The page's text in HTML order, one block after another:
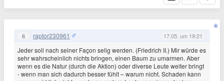
6 raptor230961 17.05. um 19:21
Jeder soll nach seiner Façon selig werden. (Friedrich II.) Mir würde es
sehr wahrscheinlich nichts bringen, einen Baum zu umarmen. Aber
wenn es die Natur (durch die Aktion) oder diverse Leute weiter bringt
- wenn man sich dadurch besser fühlt – warum nicht. Schaden kann